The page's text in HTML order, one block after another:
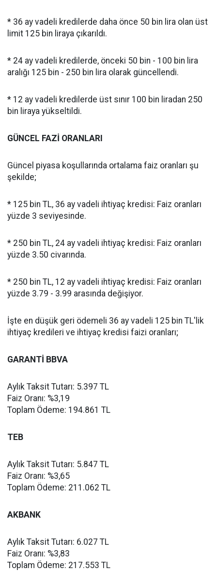
* 36 ay vadeli kredilerde daha önce 50 bin lira olan üst
limit 125 bin liraya çıkarıldı.
* 24 ay vadeli kredilerde, önceki 50 bin - 100 bin lira
aralığı 125 bin - 250 bin lira olarak güncellendi.
* 12 ay vadeli kredilerde üst sınır 100 bin liradan 250
bin liraya yükseltildi.
GÜNCEL FAZİ ORANLARI
Güncel piyasa koşullarında ortalama faiz oranları şu
şekilde;
* 125 bin TL, 36 ay vadeli ihtiyaç kredisi: Faiz oranları
yüzde 3 seviyesinde.
* 250 bin TL, 24 ay vadeli ihtiyaç kredisi: Faiz oranları
yüzde 3.50 civarında.
* 250 bin TL, 12 ay vadeli ihtiyaç kredisi: Faiz oranları
yüzde 3.79 - 3.99 arasında değişiyor.
İşte en düşük geri ödemeli 36 ay vadeli 125 bin TL'lik
ihtiyaç kredileri ve ihtiyaç kredisi faizi oranları;
GARANTİ BBVA
Aylık Taksit Tutarı: 5.397 TL
Faiz Oranı: %3,19
Toplam Ödeme: 194.861 TL
TEB
Aylık Taksit Tutarı: 5.847 TL
Faiz Oranı: %3,65
Toplam Ödeme: 211.062 TL
AKBANK
Aylık Taksit Tutarı: 6.027 TL
Faiz Oranı: %3,83
Toplam Ödeme: 217.553 TL